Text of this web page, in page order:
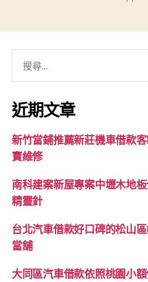
關
鍵
字:
近期文章
新竹當鋪推薦新莊機車借款
寶維修
南科建案新屋專案中壢木地
精靈針
台北汽車借款好口碑的松山
當舖
大同區汽車借款依照桃園小